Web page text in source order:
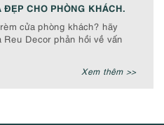
ĐẸP CHO PHÒNG KHÁCH.
cửa phòng khách? hãy
Decor phản hồi về vấn
Xem thêm >>